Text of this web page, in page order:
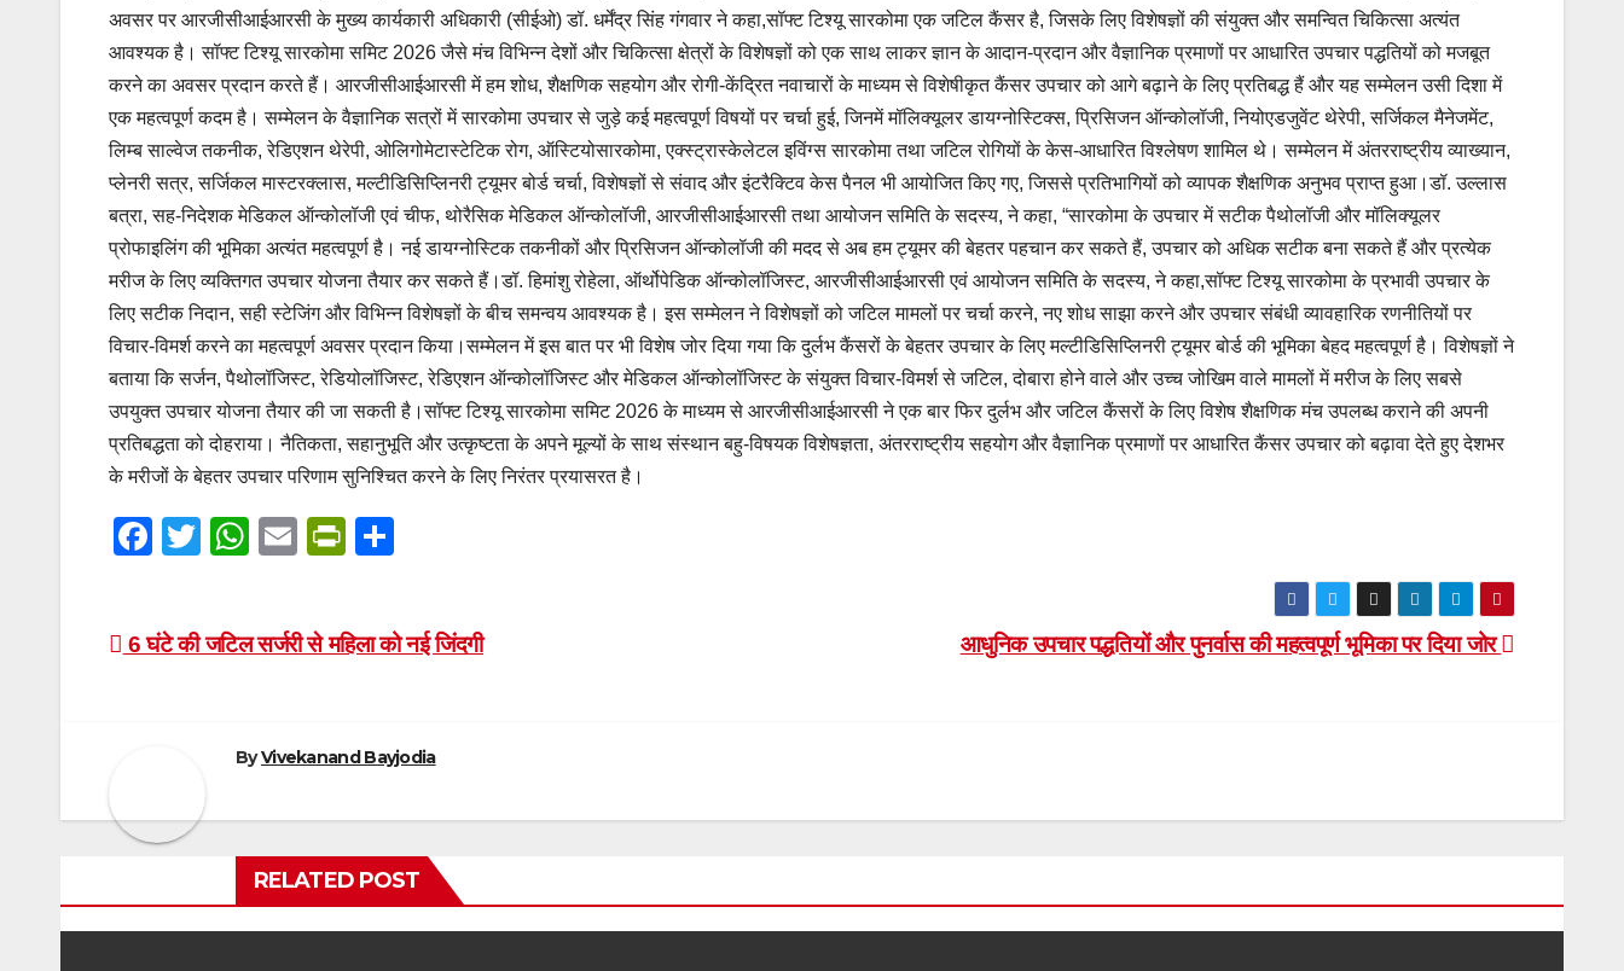
अवसर पर आरजीसीआईआरसी के मुख्य कार्यकारी अधिकारी (सीईओ) डॉ. धर्मेंद्र सिंह गंगवार ने कहा,सॉफ्ट टिश्यू सारकोमा एक जटिल कैंसर है, जिसके लिए विशेषज्ञों की संयुक्त और समन्वित चिकित्सा अत्यंत
आवश्यक है। सॉफ्ट टिश्यू सारकोमा समिट 2026 जैसे मंच विभिन्न देशों और चिकित्सा क्षेत्रों के विशेषज्ञों को एक साथ लाकर ज्ञान के आदान-प्रदान और वैज्ञानिक प्रमाणों पर आधारित उपचार पद्धतियों को मजबूत
करने का अवसर प्रदान करते हैं। आरजीसीआईआरसी में हम शोध, शैक्षणिक सहयोग और रोगी-केंद्रित नवाचारों के माध्यम से विशेषीकृत कैंसर उपचार को आगे बढ़ाने के लिए प्रतिबद्ध हैं और यह सम्मेलन उसी दिशा में
एक महत्वपूर्ण कदम है। सम्मेलन के वैज्ञानिक सत्रों में सारकोमा उपचार से जुड़े कई महत्वपूर्ण विषयों पर चर्चा हुई, जिनमें मॉलिक्यूलर डायग्नोस्टिक्स, प्रिसिजन ऑन्कोलॉजी, नियोएडजुवेंट थेरेपी, सर्जिकल मैनेजमेंट,
लिम्ब साल्वेज तकनीक, रेडिएशन थेरेपी, ओलिगोमेटास्टेटिक रोग, ऑस्टियोसारकोमा, एक्स्ट्रास्केलेटल इविंग्स सारकोमा तथा जटिल रोगियों के केस-आधारित विश्लेषण शामिल थे। सम्मेलन में अंतरराष्ट्रीय व्याख्यान,
प्लेनरी सत्र, सर्जिकल मास्टरक्लास, मल्टीडिसिप्लिनरी ट्यूमर बोर्ड चर्चा, विशेषज्ञों से संवाद और इंटरैक्टिव केस पैनल भी आयोजित किए गए, जिससे प्रतिभागियों को व्यापक शैक्षणिक अनुभव प्राप्त हुआ।डॉ. उल्लास
बत्रा, सह-निदेशक मेडिकल ऑन्कोलॉजी एवं चीफ, थोरैसिक मेडिकल ऑन्कोलॉजी, आरजीसीआईआरसी तथा आयोजन समिति के सदस्य, ने कहा, “सारकोमा के उपचार में सटीक पैथोलॉजी और मॉलिक्यूलर
प्रोफाइलिंग की भूमिका अत्यंत महत्वपूर्ण है। नई डायग्नोस्टिक तकनीकों और प्रिसिजन ऑन्कोलॉजी की मदद से अब हम ट्यूमर की बेहतर पहचान कर सकते हैं, उपचार को अधिक सटीक बना सकते हैं और प्रत्येक
मरीज के लिए व्यक्तिगत उपचार योजना तैयार कर सकते हैं।डॉ. हिमांशु रोहेला, ऑर्थोपेडिक ऑन्कोलॉजिस्ट, आरजीसीआईआरसी एवं आयोजन समिति के सदस्य, ने कहा,सॉफ्ट टिश्यू सारकोमा के प्रभावी उपचार के
लिए सटीक निदान, सही स्टेजिंग और विभिन्न विशेषज्ञों के बीच समन्वय आवश्यक है। इस सम्मेलन ने विशेषज्ञों को जटिल मामलों पर चर्चा करने, नए शोध साझा करने और उपचार संबंधी व्यावहारिक रणनीतियों पर
विचार-विमर्श करने का महत्वपूर्ण अवसर प्रदान किया।सम्मेलन में इस बात पर भी विशेष जोर दिया गया कि दुर्लभ कैंसरों के बेहतर उपचार के लिए मल्टीडिसिप्लिनरी ट्यूमर बोर्ड की भूमिका बेहद महत्वपूर्ण है। विशेषज्ञों ने
बताया कि सर्जन, पैथोलॉजिस्ट, रेडियोलॉजिस्ट, रेडिएशन ऑन्कोलॉजिस्ट और मेडिकल ऑन्कोलॉजिस्ट के संयुक्त विचार-विमर्श से जटिल, दोबारा होने वाले और उच्च जोखिम वाले मामलों में मरीज के लिए सबसे
उपयुक्त उपचार योजना तैयार की जा सकती है।सॉफ्ट टिश्यू सारकोमा समिट 2026 के माध्यम से आरजीसीआईआरसी ने एक बार फिर दुर्लभ और जटिल कैंसरों के लिए विशेष शैक्षणिक मंच उपलब्ध कराने की अपनी
प्रतिबद्धता को दोहराया। नैतिकता, सहानुभूति और उत्कृष्टता के अपने मूल्यों के साथ संस्थान बहु-विषयक विशेषज्ञता, अंतरराष्ट्रीय सहयोग और वैज्ञानिक प्रमाणों पर आधारित कैंसर उपचार को बढ़ावा देते हुए देशभर
के मरीजों के बेहतर उपचार परिणाम सुनिश्चित करने के लिए निरंतर प्रयासरत है।
F
e
T
er
W
s
p
E
Pr
ri
dl
e
Post
आधुनिक उपचार पद्धतियों और पुनर्वास की महत्वपूर्ण भूमिका पर दिया जोर
6 घंटे की जटिल सर्जरी से महिला को नई जिंदगी
ByVivekanand Bayjodia
RELATED POST